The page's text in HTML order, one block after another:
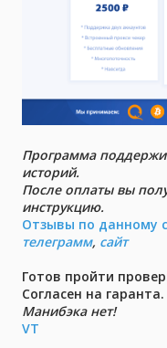
Программа
историй.
После оплаты вы
инструкцию.
Отзывы по данному
телеграмм, сайт
Готов пройти
Согласен на гаранта.
Манибэка нет!
VT